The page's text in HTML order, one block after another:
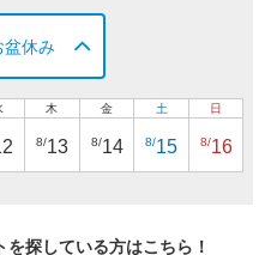
盆休み
木
8/13
金
8/14
土
8/15
日
8/16
探している方はこちら！